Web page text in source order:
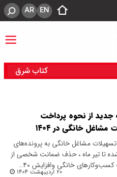
EN
AR
کتاب شرق
جدید از نحوه پرداخت
مشاغل خانگی در ۱۴۰۴
مشاغل خانگی به پرونده‌های
تا تیر ماه ، حذف ضمانت شخصی از
خانگی وافزایش ۴۰…
۲۰ اردیبهشت ۱۴۰۴